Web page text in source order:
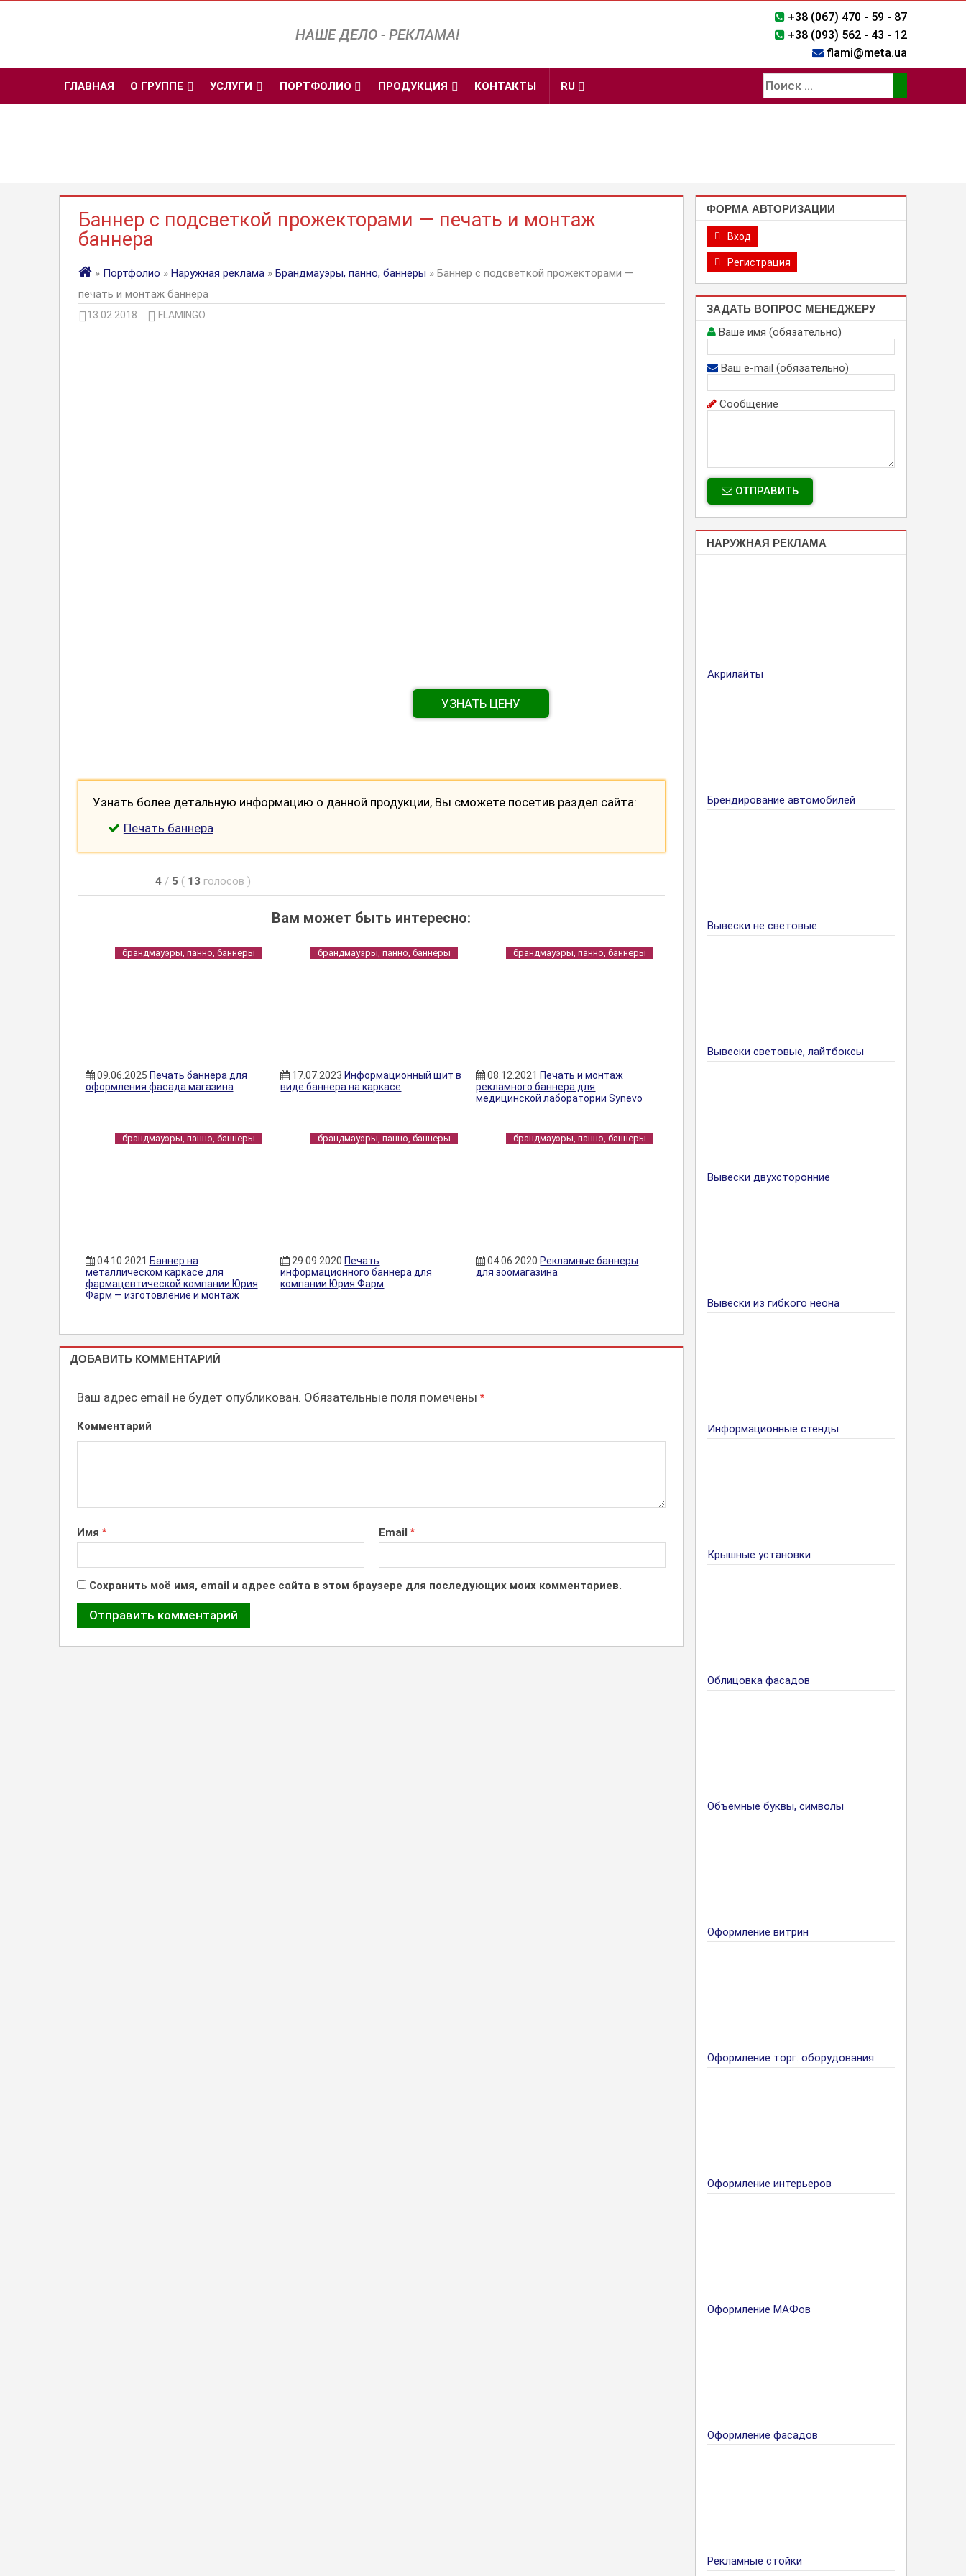
НАШЕ ДЕЛО - РЕКЛАМА!
+38 (067) 470 - 59 - 87
+38 (093) 562 - 43 - 12
flami@meta.ua
ГЛАВНАЯ О ГРУППЕ УСЛУГИ ПОРТФОЛИО ПРОДУКЦИЯ КОНТАКТЫ RU
Баннер с подсветкой прожекторами — печать и монтаж
баннера
» Портфолио » Наружная реклама» Брандмауэры, панно, баннеры » Баннер с подсветкой прожекторами —
печать и монтаж баннера
13.02.2018 FLAMINGO
УЗНАТЬ ЦЕНУ
Узнать более детальную информацию о данной продукции, Вы сможете посетив раздел сайта:
Печать баннера
4 / 5 ( 13 голосов )
Вам может быть интересно:
брандмауэры, панно, баннеры
09.06.2025 Печать баннера для
оформления фасада магазина
брандмауэры, панно, баннеры
17.07.2023 Информационный щит в
виде баннера на каркасе
брандмауэры, панно, баннеры
08.12.2021 Печать и монтаж
рекламного баннера для
медицинской лаборатории Synevo
брандмауэры, панно, баннеры
04.10.2021 Баннер на
металлическом каркасе для
фармацевтической компании Юрия
Фарм — изготовление и монтаж
брандмауэры, панно, баннеры
29.09.2020 Печать
информационного баннера для
компании Юрия Фарм
брандмауэры, панно, баннеры
04.06.2020 Рекламные баннеры
для зоомагазина
БРАНДМАУЭРЫ,
ПАННО,
ДОБАВИТЬ КОММЕНТАРИЙ
Ваш адрес email не будет опубликован. Обязательные поля помечены *
Комментарий
Имя * Email *
Сохранить моё имя, email и адрес сайта в этом браузере для последующих моих комментариев.
ФОРМА АВТОРИЗАЦИИ
Вход
Регистрация
ЗАДАТЬ ВОПРОС МЕНЕДЖЕРУ
Ваше имя (обязательно)
Ваш e-mail (обязательно)
Сообщение
ОТПРАВИТЬ
НАРУЖНАЯ РЕКЛАМА
Акрилайты
Брендирование автомобилей
Вывески не световые
Вывески световые, лайтбоксы
Вывески двухсторонние
Вывески из гибкого неона
Информационные стенды
Крышные установки
Облицовка фасадов
Объемные буквы, символы
Оформление витрин
Оформление торг. оборудования
Оформление интерьеров
Оформление МАФов
Оформление фасадов
Рекламные стойки